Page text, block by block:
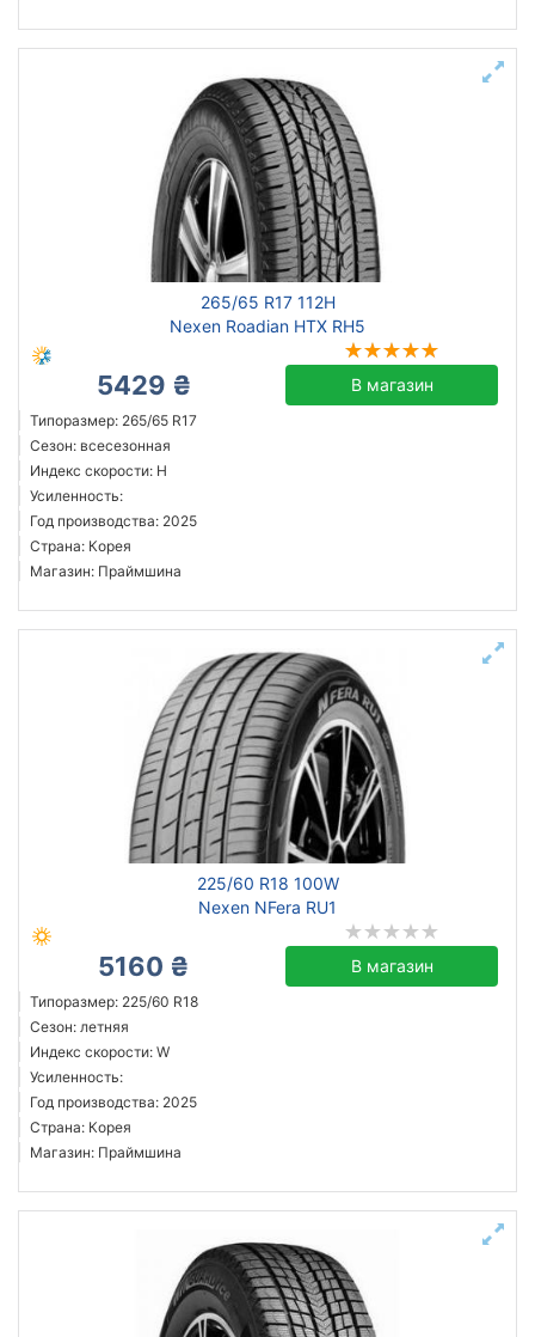
265/65 R17 112H
Nexen Roadian HTX RH5
5429 ₴ В магазин
Типоразмер: 265/65 R17
Сезон: всесезонная
Индекс скорости: H
Усиленность:
Год производства: 2025
Страна: Корея
Магазин: Праймшина
225/60 R18 100W
Nexen NFera RU1
5160 ₴ В магазин
Типоразмер: 225/60 R18
Сезон: летняя
Индекс скорости: W
Усиленность:
Год производства: 2025
Страна: Корея
Магазин: Праймшина